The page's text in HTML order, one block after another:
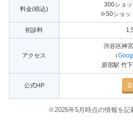
料金(税込)
300ショ
※50ショッ
初診料
アクセス
渋谷区神
（
原宿駅 竹
公式HP
※2026年5月時点の情報を記